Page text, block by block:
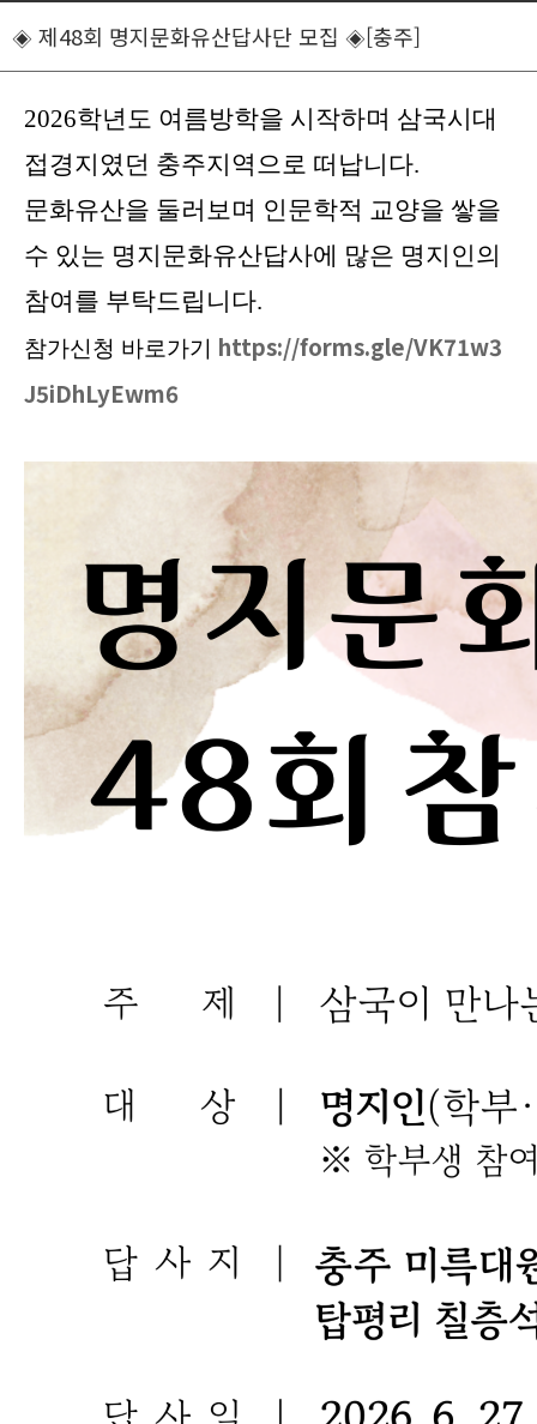
◈ 제48회 명지문화유산답사단 모집 ◈[충주]
2026학년도 여름방학을 시작하며 삼국시대
접경지였던 충주지역으로 떠납니다.
문화유산을 둘러보며 인문학적 교양을 쌓을
수 있는 명지문화유산답사에 많은 명지인의
참여를 부탁드립니다.
참가신청 바로가기 https://forms.gle/VK71w3
J5iDhLyEwm6